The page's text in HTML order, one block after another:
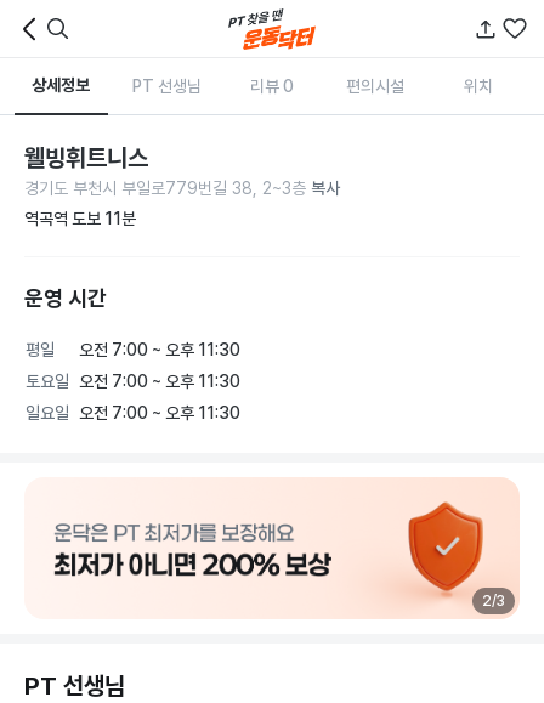
상세정보 PT 선생님 리뷰 0 편의시설 위치
웰빙휘트니스
경기도 부천시 부일로779번길 38, 2~3층 복사
역곡역 도보 11분
운영 시간
평일
오전 7:00 ~ 오후 11:30
토요일
오전 7:00 ~ 오후 11:30
일요일
오전 7:00 ~ 오후 11:30
2/3
PT 선생님